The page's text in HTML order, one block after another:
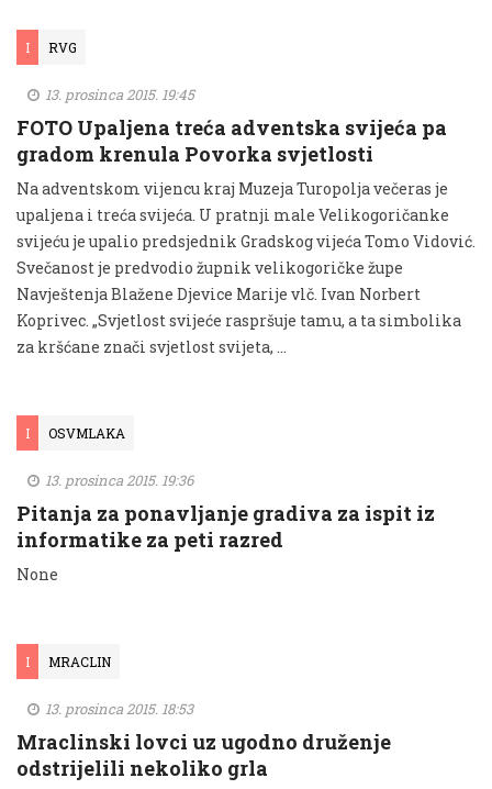
I RVG
13. prosinca 2015. 19:45
FOTO Upaljena treća adventska svijeća pa
gradom krenula Povorka svjetlosti
Na adventskom vijencu kraj Muzeja Turopolja večeras je
upaljena i treća svijeća. U pratnji male Velikogoričanke
svijeću je upalio predsjednik Gradskog vijeća Tomo Vidović.
Svečanost je predvodio župnik velikogoričke župe
Navještenja Blažene Djevice Marije vlč. Ivan Norbert
Koprivec. „Svjetlost svijeće raspršuje tamu, a ta simbolika
za kršćane znači svjetlost svijeta, …
I OSVMLAKA
13. prosinca 2015. 19:36
Pitanja za ponavljanje gradiva za ispit iz
informatike za peti razred
None
I MRACLIN
13. prosinca 2015. 18:53
Mraclinski lovci uz ugodno druženje
odstrijelili nekoliko grla